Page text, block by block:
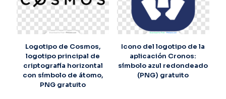
Logotipo de Cosmos,
logotipo principal de
criptografía horizontal
con símbolo de átomo,
PNG gratuito
Icono del logotipo de la
aplicación Cronos:
símbolo azul redondeado
(PNG) gratuito